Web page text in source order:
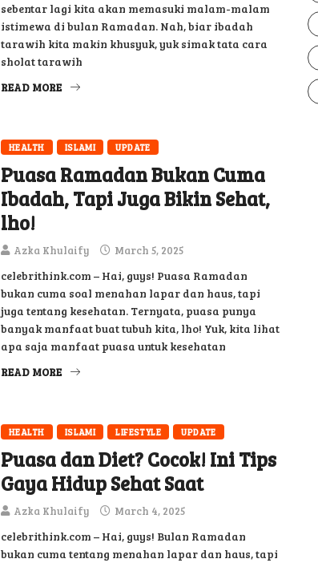
sebentar lagi kita akan memasuki malam-malam
istimewa di bulan Ramadan. Nah, biar ibadah
tarawih kita makin khusyuk, yuk simak tata cara
sholat tarawih
READ MORE
HEALTH ISLAMI UPDATE
Puasa Ramadan Bukan Cuma
Ibadah, Tapi Juga Bikin Sehat,
lho!
Azka Khulaify March 5, 2025
celebrithink.com – Hai, guys! Puasa Ramadan
bukan cuma soal menahan lapar dan haus, tapi
juga tentang kesehatan. Ternyata, puasa punya
banyak manfaat buat tubuh kita, lho! Yuk, kita lihat
apa saja manfaat puasa untuk kesehatan
READ MORE
HEALTH ISLAMI LIFESTYLE UPDATE
Puasa dan Diet? Cocok! Ini Tips
Gaya Hidup Sehat Saat
Azka Khulaify March 4, 2025
celebrithink.com – Hai, guys! Bulan Ramadan
bukan cuma tentang menahan lapar dan haus, tapi